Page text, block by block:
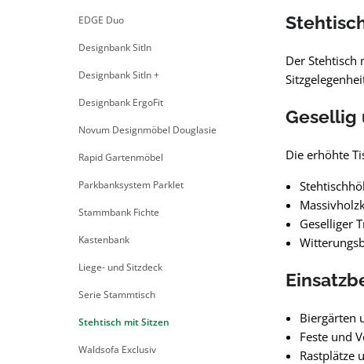
EDGE Duo
Designbank SitIn
Designbank SitIn +
Designbank ErgoFit
Novum Designmöbel Douglasie
Rapid Gartenmöbel
Parkbanksystem Parklet
Stammbank Fichte
Kastenbank
Liege- und Sitzdeck
Serie Stammtisch
Stehtisch mit Sitzen
Waldsofa Exclusiv
Der
Gesellig
Die erhöhte
Geselliger
Biergärten
Feste und
Rastplätze